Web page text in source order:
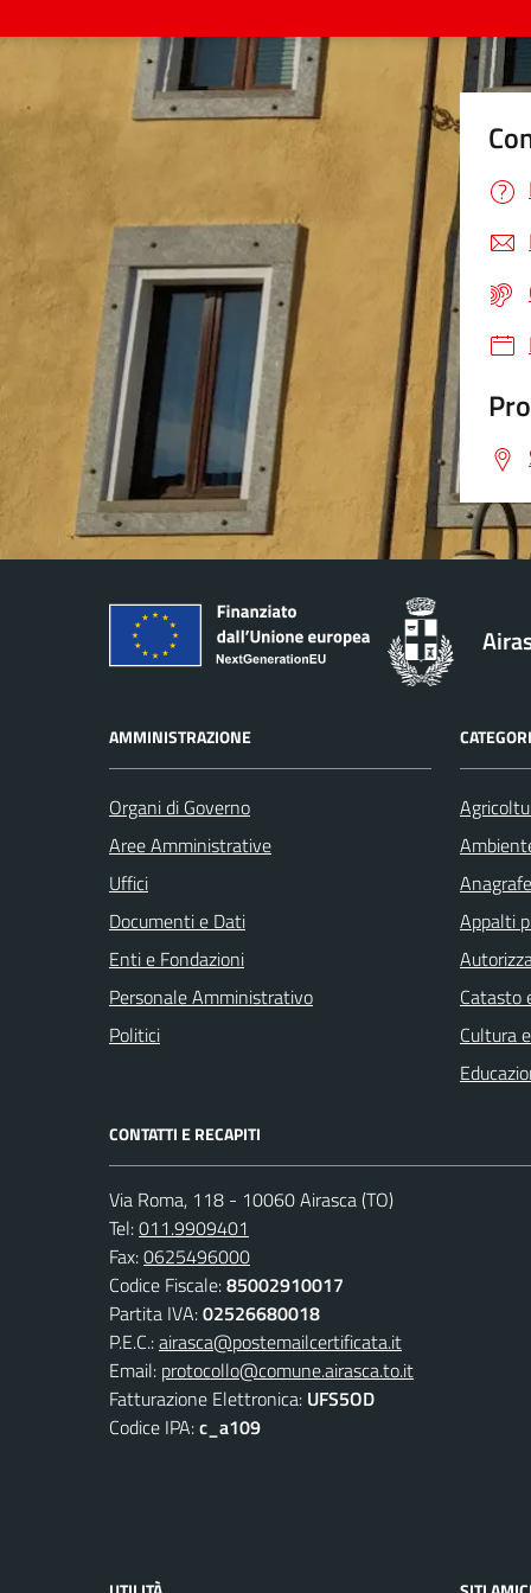
AMMINISTRAZIONE
Organi di Governo
Aree Amministrative
Uffici
Documenti e Dati
Enti e Fondazioni
Personale Amministrativo
Politici
Appalti
Catasto
Cultura
CONTATTI E RECAPITI
Via Roma, 118 - 10060 Airasca (TO)
Tel:011.9909401
Fax:0625496000
Codice Fiscale:85002910017
Partita IVA:02526680018
P.E.C.:airasca@postemailcertificata.it
Email: protocollo@comune.airasca.to.it
Fatturazione Elettronica: UFS5OD
Codice IPA:c_a109